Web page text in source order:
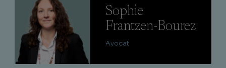
Sophie
Frantzen-Bourez
Avocat